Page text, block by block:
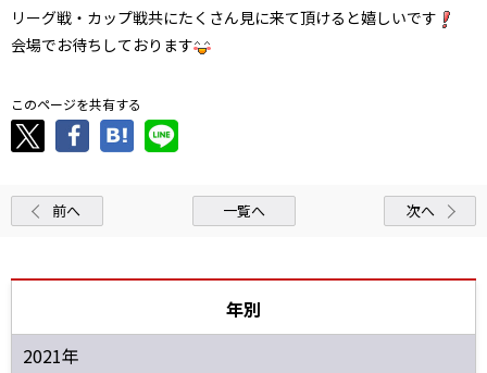
リーグ戦・カップ戦共にたくさん見に来て頂けると嬉しいです
会場でお待ちしております
このページを共有する
前へ 一覧へ 次へ
年別
2021年